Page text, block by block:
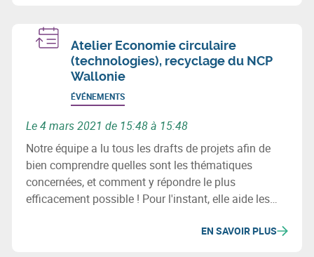
Atelier Economie circulaire
(technologies), recyclage du NCP
Wallonie
ÉVÉNEMENTS
Le 4 mars 2021 de 15:48 à 15:48
Notre équipe a lu tous les drafts de projets afin de
bien comprendre quelles sont les thématiques
concernées, et comment y répondre le plus
efficacement possible ! Pour l'instant, elle aide les
EN SAVOIR PLUS